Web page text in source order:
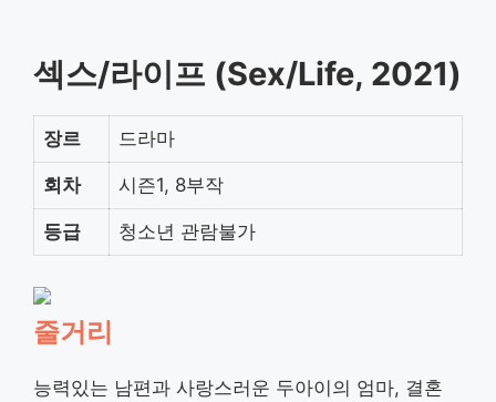
섹스/라이프 (Sex/Life, 2021)
장르 드라마
회차 시즌1, 8부작
등급 청소년 관람불가
줄거리
능력있는 남편과 사랑스러운 두아이의 엄마, 결혼